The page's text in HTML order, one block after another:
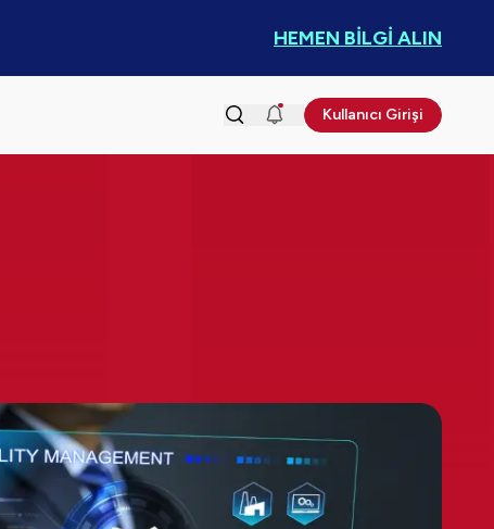
HEMEN BİLGİ ALIN
Kullanıcı Girişi